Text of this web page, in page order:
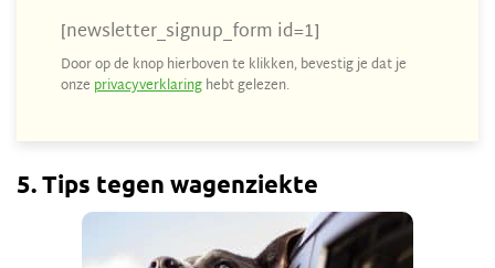
[newsletter_signup_form id=1]
Door op de knop hierboven te klikken, bevestig je dat je
onze privacyverklaringhebt gelezen.
5. Tips tegen wagenziekte